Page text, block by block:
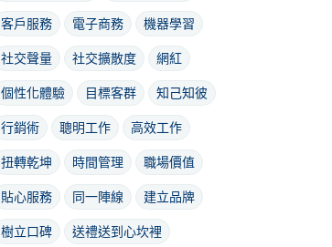
客戶服務
電子商務
機器學習
社交聲量
社交擴散度
網紅
個性化體驗
目標客群
知己知彼
行銷術
聰明工作
高效工作
扭轉乾坤
時間管理
職場價值
貼心服務
同一陣線
建立品牌
樹立口碑
送禮送到心坎裡